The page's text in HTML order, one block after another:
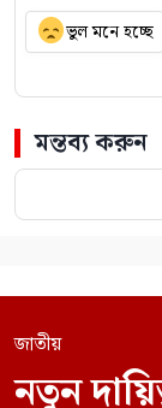
ভুল মনে হচ্ছে
মন্তব্য করুন
জাতীয়
নতুন